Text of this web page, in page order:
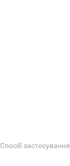
Спосіб застосування